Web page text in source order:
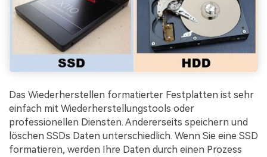
Das Wiederherstellen formatierter Festplatten ist sehr
einfach mit Wiederherstellungstools oder
professionellen Diensten. Andererseits speichern und
löschen SSDs Daten unterschiedlich. Wenn Sie eine SSD
formatieren, werden Ihre Daten durch einen Prozess